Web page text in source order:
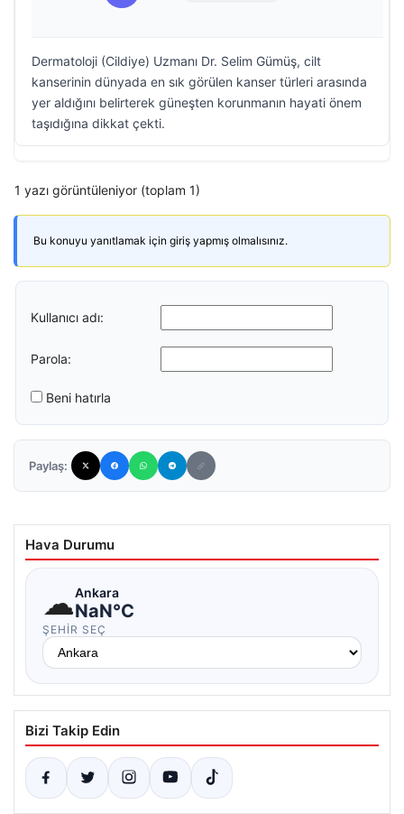
Dermatoloji (Cildiye) Uzmanı Dr. Selim Gümüş, cilt
kanserinin dünyada en sık görülen kanser türleri arasında
yer aldığını belirterek güneşten korunmanın hayati önem
taşıdığına dikkat çekti.
1 yazı görüntüleniyor (toplam 1)
Bu konuyu yanıtlamak için giriş yapmış olmalısınız.
Kullanıcı adı:
Parola:
Beni hatırla
Paylaş:
Hava Durumu
☁Ankara
NaN°C
ŞEHIR SEÇ
Bizi Takip Edin